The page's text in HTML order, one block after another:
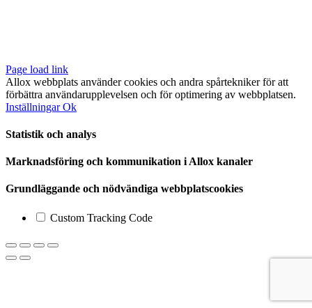
Page load link
Allox webbplats använder cookies och andra spårtekniker för att
förbättra användarupplevelsen och för optimering av webbplatsen.
InställningarOk
Statistik och analys
Marknadsföring och kommunikation i Allox kanaler
Grundläggande och nödvändiga webbplatscookies
Custom Tracking Code